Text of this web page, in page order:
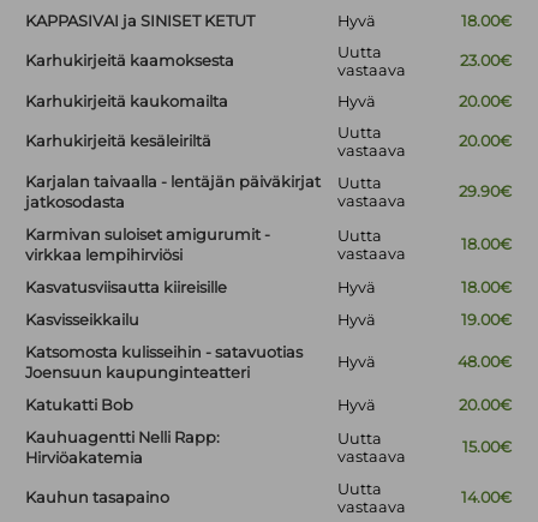
KAPPASIVAI ja SINISET KETUT
Hyvä 18.00€
Karhukirjeitä kaamoksesta
Uutta
vastaava
23.00€
Karhukirjeitä kaukomailta Hyvä 20.00€
Karhukirjeitä kesäleiriltä
Uutta
vastaava
20.00€
Karjalan taivaalla - lentäjän päiväkirjat
jatkosodasta
Uutta
vastaava
29.90€
Karmivan suloiset amigurumit -
virkkaa lempihirviösi
Uutta
vastaava
18.00€
Kasvatusviisautta kiireisille Hyvä
18.00€
Kasvisseikkailu
Hyvä
19.00€
Katsomosta kulisseihin - satavuotias
Joensuun kaupunginteatteri
Hyvä 48.00€
Katukatti Bob Hyvä
20.00€
Kauhuagentti Nelli Rapp:
Hirviöakatemia
Uutta
vastaava
15.00€
Kauhun tasapaino
Uutta
vastaava
14.00€